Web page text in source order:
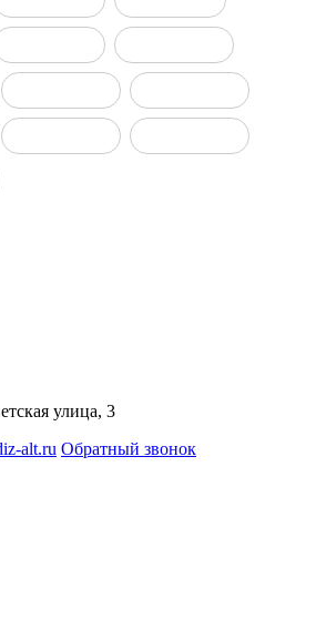
улица, 3
alt.ru Обратный звонок